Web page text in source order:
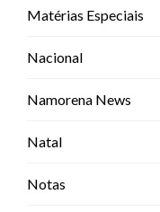
Matérias Especiais
Nacional
Namorena News
Natal
Notas